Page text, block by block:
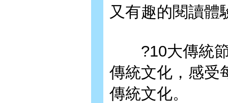
又有趣的閱讀體
?10大傳統節
傳統文化，感受
傳統文化。